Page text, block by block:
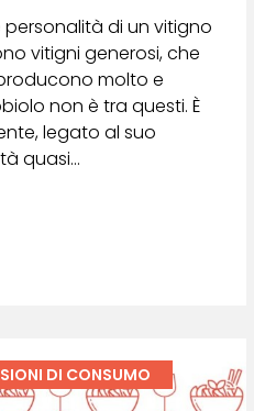
di un vitigno
vitigni generosi, che
molto e
non è tra questi. È
legato al suo
quasi…
DI CONSUMO